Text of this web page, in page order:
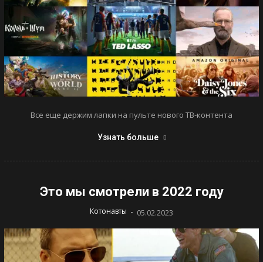
Все еще держим лапки на пульте нового ТВ-контента
Узнать больше
Это мы смотрели в 2022 году
Котонавты - 05.02.2023